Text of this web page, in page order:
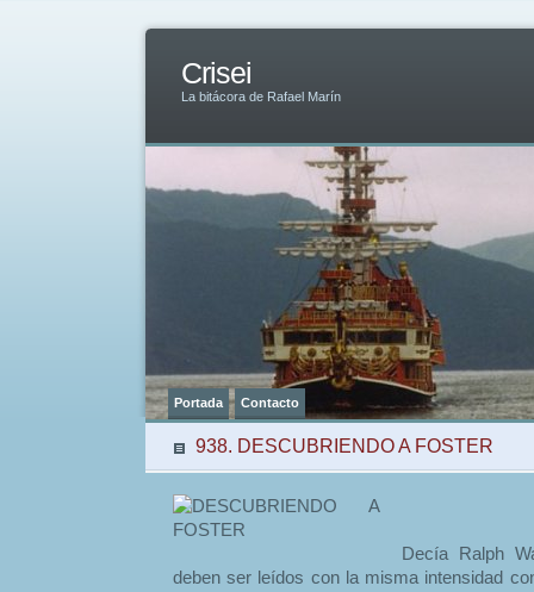
Crisei
La bitácora de Rafael Marín
Portada Contacto
938. DESCUBRIENDO A FOSTER
Decía Ralph
deben ser leídos con la misma intensidad